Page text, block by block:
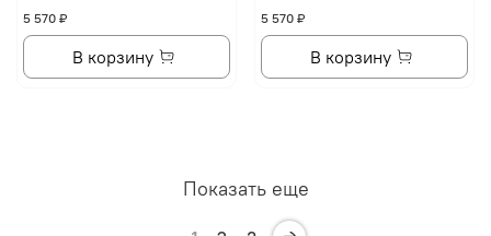
5 570 ₽
В корзину
5 570 ₽
В корзину
Показать еще